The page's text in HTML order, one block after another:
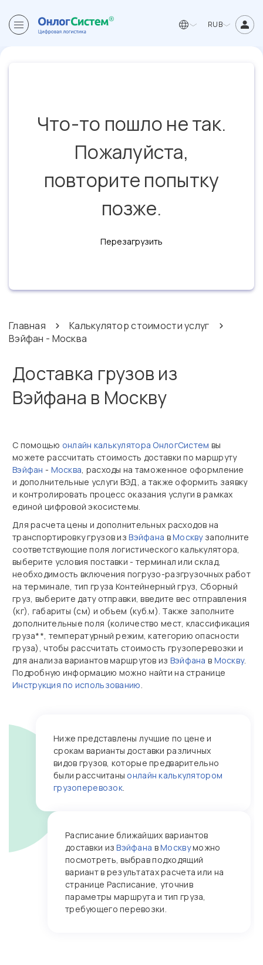
RUB
Что-то пошло не так.
Пожалуйста,
повторите попытку
позже.
Перезагрузить
Главная
Калькулятор стоимости услуг
Вэйфан - Москва
Доставка грузов из
Вэйфана в Москву
С помощью онлайн калькулятора ОнлогСистем вы
можете рассчитать стоимость доставки по маршруту
Вэйфан - Москва, расходы на таможенное оформление
и дополнительные услуги ВЭД, а также оформить заявку
и контролировать процесс оказания услуги в рамках
единой цифровой экосистемы.
Для расчета цены и дополнительных расходов на
транспортировку грузов изВэйфана вМосквузаполните
соответствующие поля логистического калькулятора,
выберите условия поставки - терминал или склад,
необходимость включения погрузо-разгрузочных работ
на терминале, тип груза Контейнерный груз, Сборный
груз, выберите дату отправки, введите вес отправления
(кг), габариты (см) и объем (куб.м). Также заполните
дополнительные поля (количество мест, классификация
груза**, температурный режим, категорию опасности
груза), чтобы рассчитать стоимость грузоперевозки и
для анализа вариантов маршрутов из Вэйфана в Москву.
Подробную информацию можно найти на странице
Инструкция по использованию.
Ниже представлены лучшие по цене и
срокам варианты доставки различных
видов грузов, которые предварительно
были рассчитаны онлайн калькулятором
грузоперевозок.
Расписание ближайших вариантов
доставки изВэйфана вМосквуможно
посмотреть, выбрав подходящий
вариант в результатах расчета или на
странице Расписание, уточнив
параметры маршрута и тип груза,
требующего перевозки.